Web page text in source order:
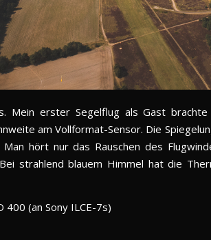
Mein erster Segelflug als Gast
am Vollformat-Sensor. Die
hört nur das Rauschen des
strahlend blauem Himmel hat die
400 (an Sony ILCE-7s)